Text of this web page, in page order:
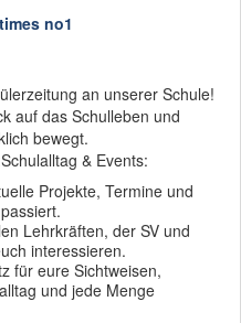
und
sind
an unserer Schule!
auf das Schulleben und
bewegt.
& Events:
Projekte, Termine und
Lehrkräften, der SV und
interessieren.
für eure Sichtweisen,
und jede Menge